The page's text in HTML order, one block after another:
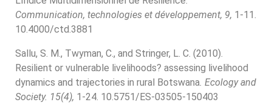
Communication, technologies et développement, 9, 1-11.
10.4000/ctd.3881
Sallu, S. M., Twyman, C., and Stringer, L. C. (2010).
Resilient or vulnerable livelihoods? assessing livelihood
dynamics and trajectories in rural Botswana. Ecology and
Society. 15(4), 1-24. 10.5751/ES-03505-150403